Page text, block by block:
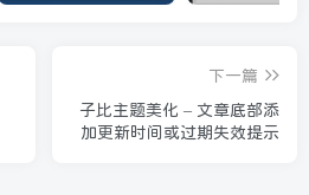
下一篇
子比主题美化 – 文章底部添
加更新时间或过期失效提示